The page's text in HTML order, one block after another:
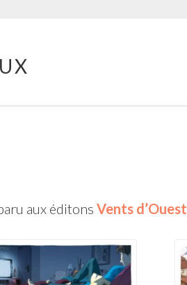
aux éditons Vents d’Ouest